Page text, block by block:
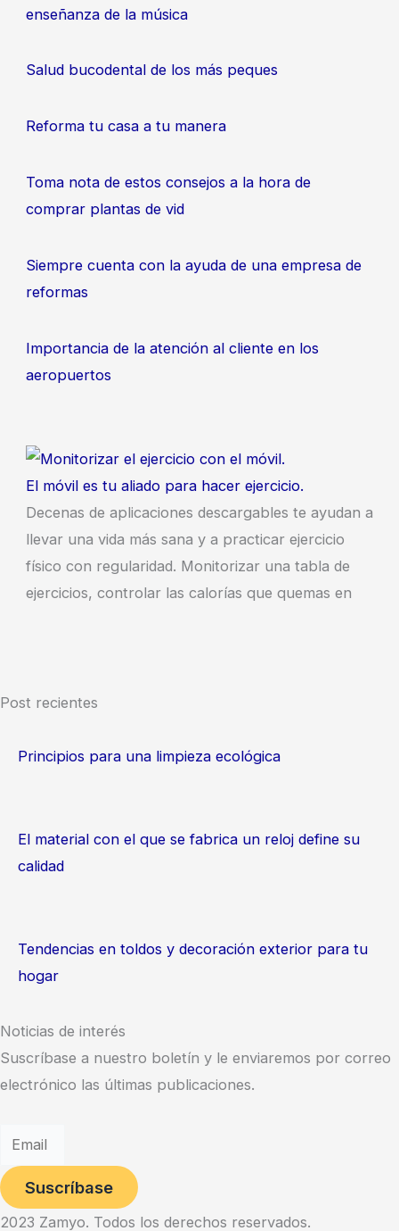
enseñanza de la música
Salud bucodental de los más peques
Reforma tu casa a tu manera
Toma nota de estos consejos a la hora de
comprar plantas de vid
Siempre cuenta con la ayuda de una empresa de
reformas
Importancia de la atención al cliente en los
aeropuertos
El móvil es tu aliado para hacer ejercicio.
Decenas de aplicaciones descargables te ayudan a
llevar una vida más sana y a practicar ejercicio
físico con regularidad. Monitorizar una tabla de
ejercicios, controlar las calorías que quemas en
Post recientes
Principios para una limpieza ecológica
El material con el que se fabrica un reloj define su
calidad
Tendencias en toldos y decoración exterior para tu
hogar
Noticias de interés
Suscríbase a nuestro boletín y le enviaremos por correo
electrónico las últimas publicaciones.
Suscríbase
2023 Zamyo. Todos los derechos reservados.